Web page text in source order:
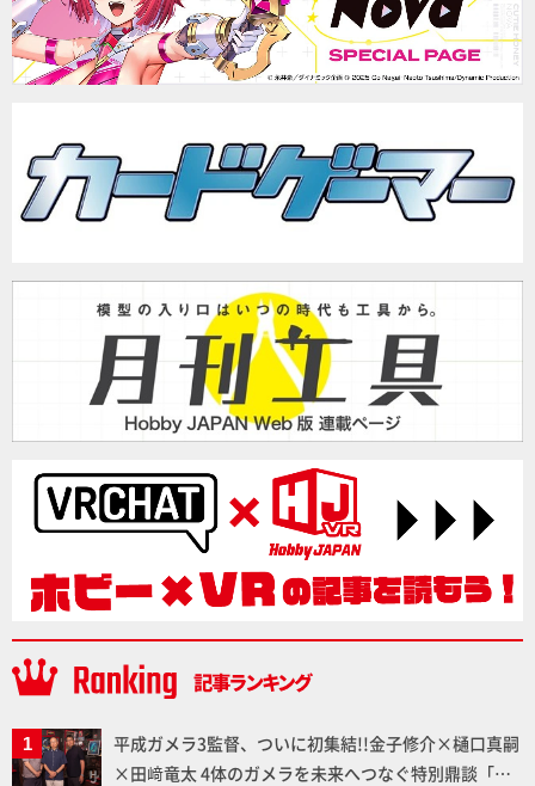
平成ガメラ3監督、ついに初集結!!金子修介×樋口真嗣
×田﨑竜太 4体のガメラを未来へつなぐ特別鼎談「ガ